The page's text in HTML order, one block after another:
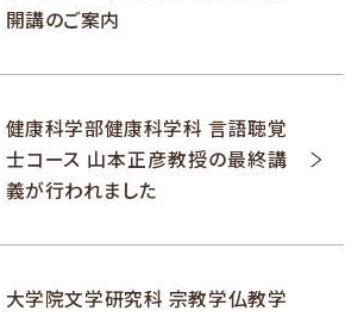
開講のご案内
健康科学部健康科学科 言語聴覚
士コース 山本正彦教授の最終講
義が行われました
大学院文学研究科 宗教学仏教学